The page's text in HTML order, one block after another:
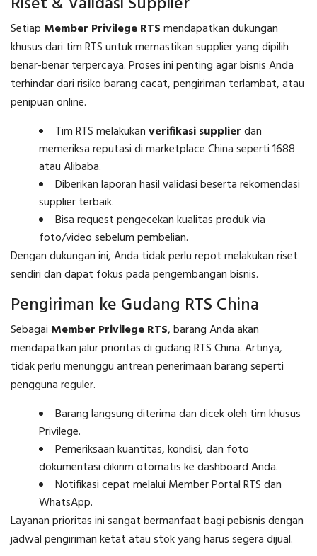
Setiap Member Privilege RTSmendapatkan dukungan
khusus dari tim RTS untuk memastikan supplier yang dipilih
benar-benar terpercaya. Proses ini penting agar bisnis Anda
terhindar dari risiko barang cacat, pengiriman terlambat, atau
penipuan online.
Tim RTS melakukanverifikasi supplierdan
memeriksa reputasi di marketplace China seperti 1688
atau Alibaba.
Diberikan laporan hasil validasi beserta rekomendasi
supplier terbaik.
Bisa request pengecekan kualitas produk via
foto/video sebelum pembelian.
Dengan dukungan ini, Anda tidak perlu repot melakukan riset
sendiri dan dapat fokus pada pengembangan bisnis.
Pengiriman ke Gudang RTS China
Sebagai Member Privilege RTS, barang Anda akan
mendapatkan jalur prioritas di gudang RTS China. Artinya,
tidak perlu menunggu antrean penerimaan barang seperti
pengguna reguler.
Barang langsung diterima dan dicek oleh tim khusus
Privilege.
Pemeriksaan kuantitas, kondisi, dan foto
dokumentasi dikirim otomatis ke dashboard Anda.
Notifikasi cepat melalui Member Portal RTS dan
WhatsApp.
Layanan prioritas ini sangat bermanfaat bagi pebisnis dengan
jadwal pengiriman ketat atau stok yang harus segera dijual.